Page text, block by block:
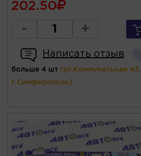
202.50
- +
Написать отзыв
больше 4 шт (ул.Коммунальная 43,
г.Симферополь)